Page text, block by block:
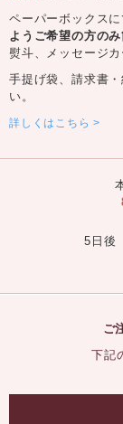
ペーパーボックスに
ようご希望の方の
熨斗、メッセージ
手提げ袋、請求書
い。
詳しくはこちら
5日後
ご
下記